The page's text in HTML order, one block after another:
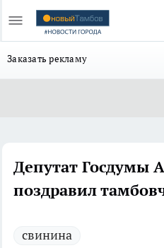
Заказать рекламу
Депутат Госдумы
поздравил
свинина